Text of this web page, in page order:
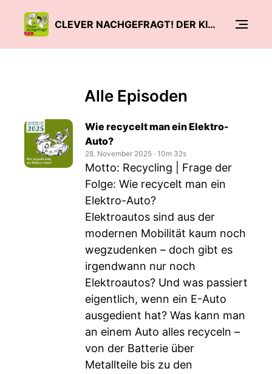
CLEVER NACHGEFRAGT! DER KINDER-UNI PODCAST
Alle Episoden
Wie recycelt man ein Elektro-
Auto?
28. November 2025 ‧ 10m 32s
Motto: Recycling | Frage der
Folge: Wie recycelt man ein
Elektro-Auto?
Elektroautos sind aus der
modernen Mobilität kaum noch
wegzudenken – doch gibt es
irgendwann nur noch
Elektroautos? Und was passiert
eigentlich, wenn ein E-Auto
ausgedient hat? Was kann man
an einem Auto alles recyceln –
von der Batterie über
Metallteile bis zu den